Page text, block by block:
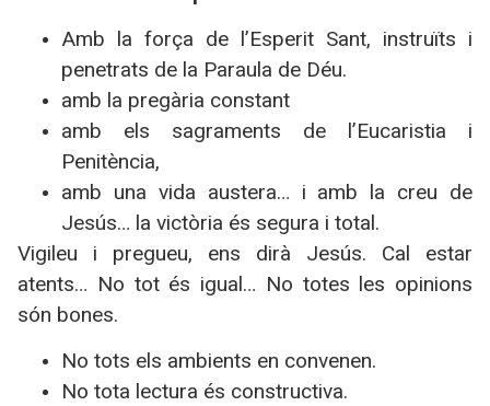
Amb la força de l’Esperit Sant, instruïts i
penetrats de la Paraula de Déu.
amb la pregària constant
amb els sagraments de l’Eucaristia i
Penitència,
amb una vida austera… i amb la creu de
Jesús… la victòria és segura i total.
Vigileu i pregueu, ens dirà Jesús. Cal estar
atents… No tot és igual… No totes les opinions
són bones.
No tots els ambients en convenen.
No tota lectura és constructiva.